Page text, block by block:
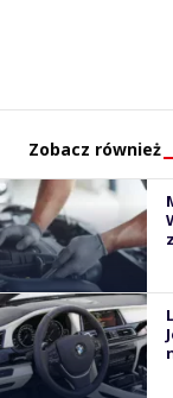
Zobacz również